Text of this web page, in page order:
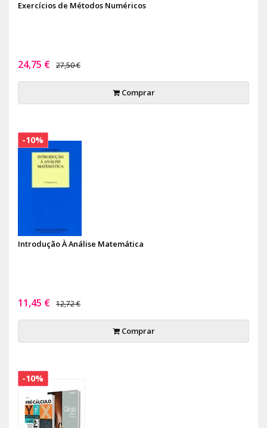
Exercícios de Métodos Numéricos
24,75 € 27,50 €
Comprar
Introdução À Análise Matemática
11,45 € 12,72 €
Comprar
-10%
-10%